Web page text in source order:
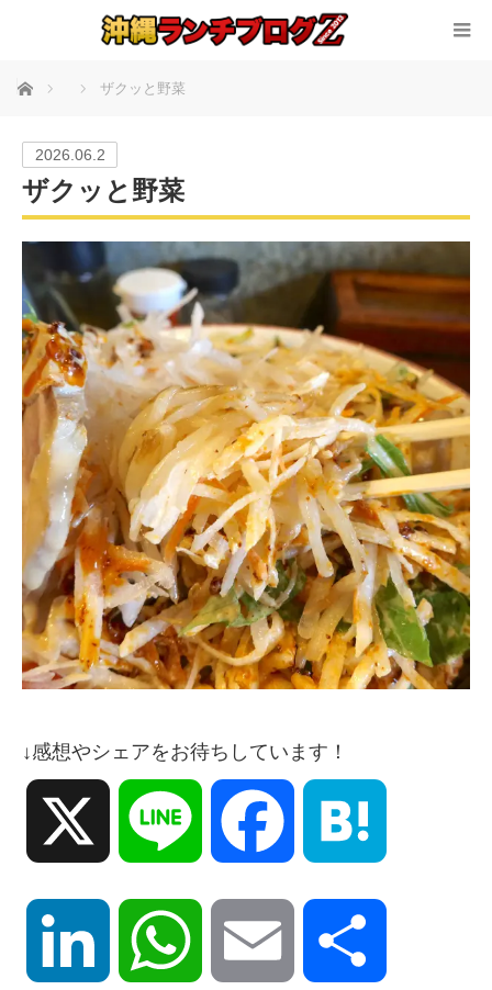
ホーム ザクッと野菜
2026.06.2
ザクッと野菜
↓感想やシェアをお待ちしています！
Line Facebook
LinkedIn WhatsApp Email